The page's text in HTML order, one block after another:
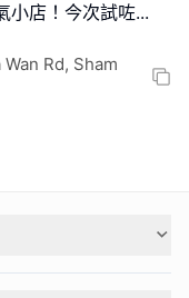
小店！今次試咗...
Rd, Sham